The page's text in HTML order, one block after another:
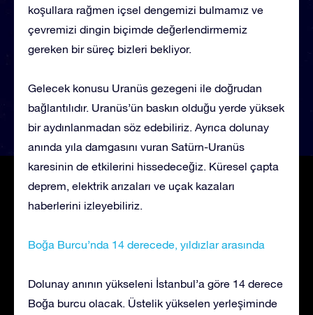
koşullara rağmen içsel dengemizi bulmamız ve
çevremizi dingin biçimde değerlendirmemiz
gereken bir süreç bizleri bekliyor.
Gelecek konusu Uranüs gezegeni ile doğrudan
bağlantılıdır. Uranüs’ün baskın olduğu yerde yüksek
bir aydınlanmadan söz edebiliriz. Ayrıca dolunay
anında yıla damgasını vuran Satürn-Uranüs
karesinin de etkilerini hissedeceğiz. Küresel çapta
deprem, elektrik arızaları ve uçak kazaları
haberlerini izleyebiliriz.
Boğa Burcu’nda 14 derecede, yıldızlar arasında
Dolunay anının yükseleni İstanbul’a göre 14 derece
Boğa burcu olacak. Üstelik yükselen yerleşiminde